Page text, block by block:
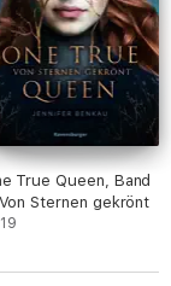
True Queen, Band
Sternen gekrönt